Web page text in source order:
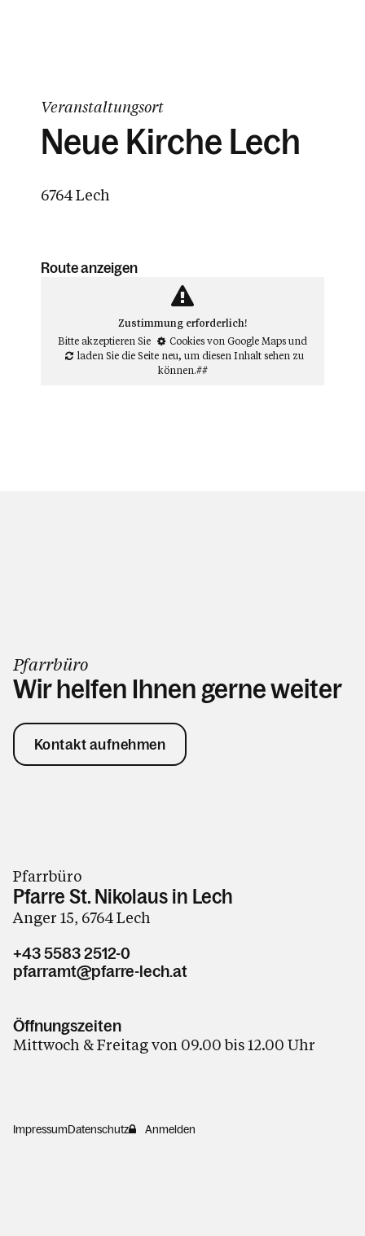
Veranstaltungsort
Neue Kirche Lech
6764 Lech
Route anzeigen
Zustimmung erforderlich!
Bitte akzeptieren Sie
Cookies von Google Mapsund
laden Sie die Seite neu, um diesen Inhalt sehen zu
können.##
Pfarrbüro
Wir helfen Ihnen gerne weiter
Kontakt aufnehmen
Pfarrbüro
Pfarre St. Nikolaus in Lech
Anger 15, 6764 Lech
+43 5583 2512-0
pfarramt@pfarre-lech.at
Öffnungszeiten
Mittwoch & Freitag von 09.00 bis 12.00 Uhr
ImpressumDatenschutz Anmelden